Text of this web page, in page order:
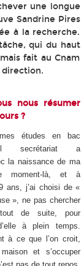
une longue
Sandrine Pires
à la recherche.
qui du haut
fait au Cnam
direction.
nous résumer
?
études en bac
secrétariat a
la naissance de ma
moment-là, et à
ans, j’ai choisi de «
», ne pas chercher
de suite, pour
à plein temps.
à ce que l’on croit,
et s’occuper